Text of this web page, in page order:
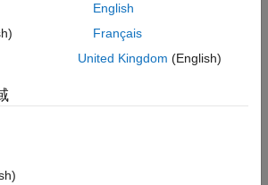
Python のバージョンと一致していることを
English
Français
United Kingdom (English)